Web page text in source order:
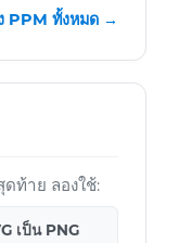
PPM ทั้งหมด →
ท้าย ลองใช้:
เป็น PNG